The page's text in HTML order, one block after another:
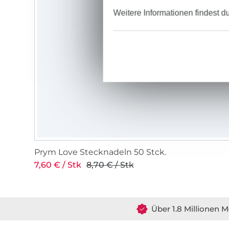
Prym Love Stecknadeln 50 Stck.
7,60 € / Stk 8,70 € / Stk
Über 1.8 Millionen
Weitere Informationen findest